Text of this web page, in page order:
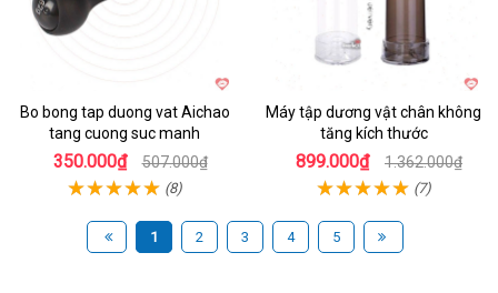
Bo bong tap duong vat Aichao
tang cuong suc manh
350.000₫ 507.000₫
(8)
Máy tập dương vật chân không
tăng kích thước
899.000₫ 1.362.000₫
(7)
1 2 3 4 5